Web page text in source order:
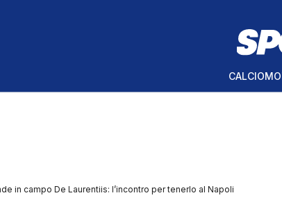
CALCIO
in campo De Laurentiis: l’incontro per tenerlo al Napoli